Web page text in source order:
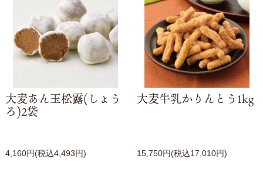
大麦あん玉松露(しょう
ろ)2袋
4,160円(税込4,493円)
大麦牛乳かりんとう1kg
15,750円(税込17,010円)